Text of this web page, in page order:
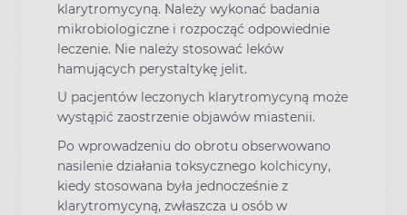
klarytromycyną. Należy wykonać badania
mikrobiologiczne i rozpocząć odpowiednie
leczenie. Nie należy stosować leków
hamujących perystaltykę jelit.
U pacjentów leczonych klarytromycyną może
wystąpić zaostrzenie objawów miastenii.
Po wprowadzeniu do obrotu obserwowano
nasilenie działania toksycznego kolchicyny,
kiedy stosowana była jednocześnie z
klarytromycyną, zwłaszcza u osób w